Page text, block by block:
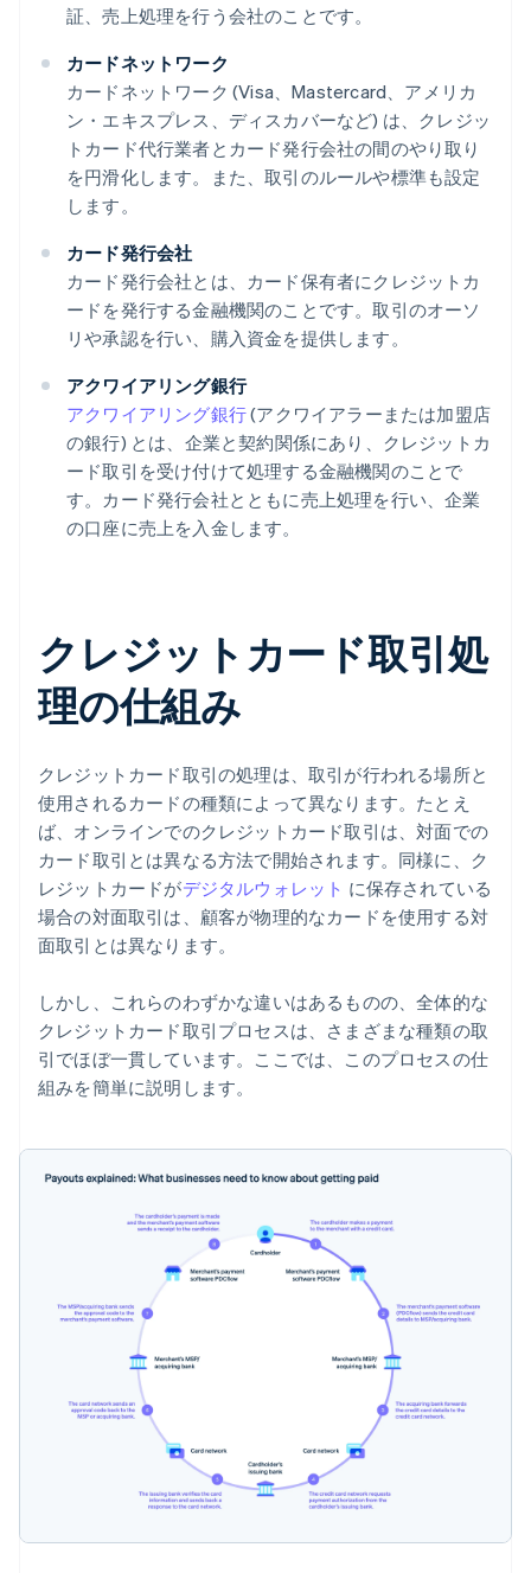
証、売上処理を行う会社のことです。
カードネットワーク
カードネットワーク (Visa、Mastercard、アメリカ
ン・エキスプレス、ディスカバーなど) は、クレジッ
トカード代行業者とカード発行会社の間のやり取り
を円滑化します。また、取引のルールや標準も設定
します。
カード発行会社
カード発行会社とは、カード保有者にクレジットカ
ードを発行する金融機関のことです。取引のオーソ
リや承認を行い、購入資金を提供します。
アクワイアリング銀行
アクワイアリング銀行(アクワイアラーまたは加盟店
の銀行) とは、企業と契約関係にあり、クレジットカ
ード取引を受け付けて処理する金融機関のことで
す。カード発行会社とともに売上処理を行い、企業
の口座に売上を入金します。
クレジットカード取引処
理の仕組み
クレジットカード取引の処理は、取引が行われる場所と
使用されるカードの種類によって異なります。たとえ
ば、オンラインでのクレジットカード取引は、対面での
カード取引とは異なる方法で開始されます。同様に、ク
レジットカードがデジタルウォレット に保存されている
場合の対面取引は、顧客が物理的なカードを使用する対
面取引とは異なります。
しかし、これらのわずかな違いはあるものの、全体的な
クレジットカード取引プロセスは、さまざまな種類の取
引でほぼ一貫しています。ここでは、このプロセスの仕
組みを簡単に説明します。